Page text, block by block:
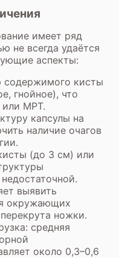
имеет ряд
не всегда удаётся
аспекты:
содержимого кисты
гнойное), что
МРТ.
капсулы на
наличие очагов
(до 3 см) или
выявить
окружающих
ножки.
средняя
около 0,3–0,6